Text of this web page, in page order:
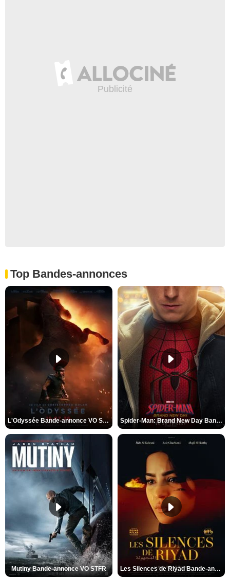
Top Bandes-annonces
L'Odyssée Bande-annonce VO STFR Spider-Man: Brand New Day Bande-annonce VO STFR
Mutiny Bande-annonce VO STFR Les Silences de Riyad Bande-annonce VO STFR